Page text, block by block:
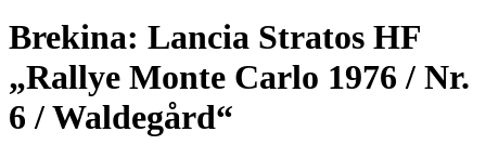
Brekina: Lancia Stratos HF
„Rallye Monte Carlo 1976 / Nr.
6 / Waldegård“